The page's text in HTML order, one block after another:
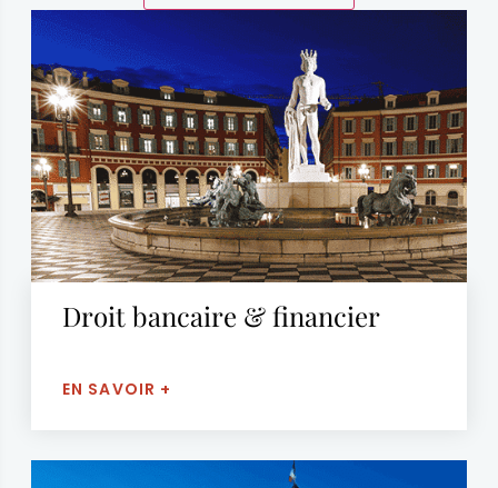
Droit bancaire & financier
EN SAVOIR +